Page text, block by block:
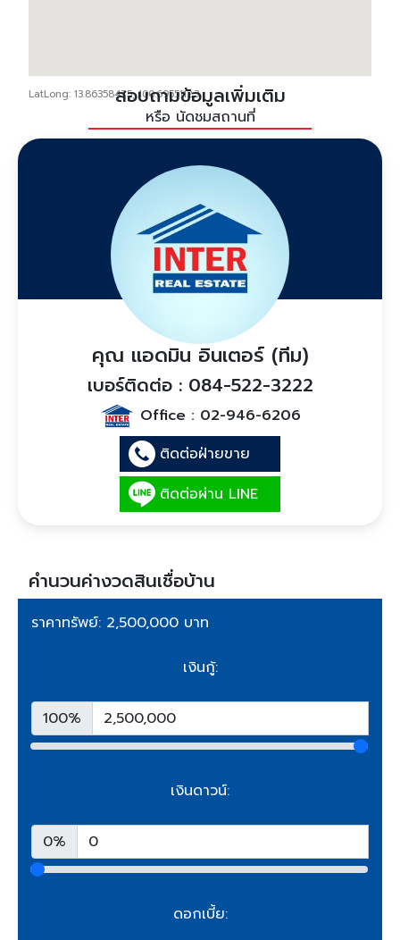
LatLong: 13.86358475, 100.69551123สอบถามข้อมูลเพิ่มเติม
หรือ นัดชมสถานที่
คุณ แอดมิน อินเตอร์ (ทีม)
เบอร์ติดต่อ : 084-522-3222
Office : 02-946-6206
ติดต่อฝ่ายขาย
ติดต่อผ่าน LINE
คำนวนค่างวดสินเชื่อบ้าน
ราคาทรัพย์: 2,500,000 บาท
เงินกู้:
100%
เงินดาวน์:
0%
ดอกเบี้ย: